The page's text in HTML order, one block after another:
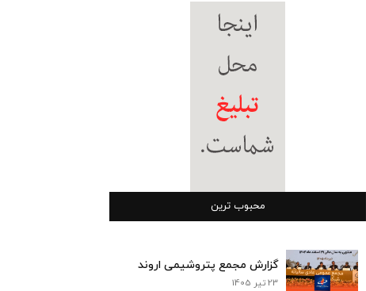
محبوب ترین
گزارش مجمع پتروشیمی اروند
23 تیر 1405